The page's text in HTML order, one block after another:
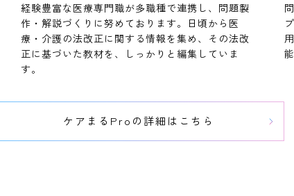
経験豊富な医療専門職が多職種で連携し、問題製
作・解説づくりに努めております。日頃から医
療・介護の法改正に関する情報を集め、その法改
正に基づいた教材を、しっかりと編集していま
す。
ケアまるProの詳細はこちら